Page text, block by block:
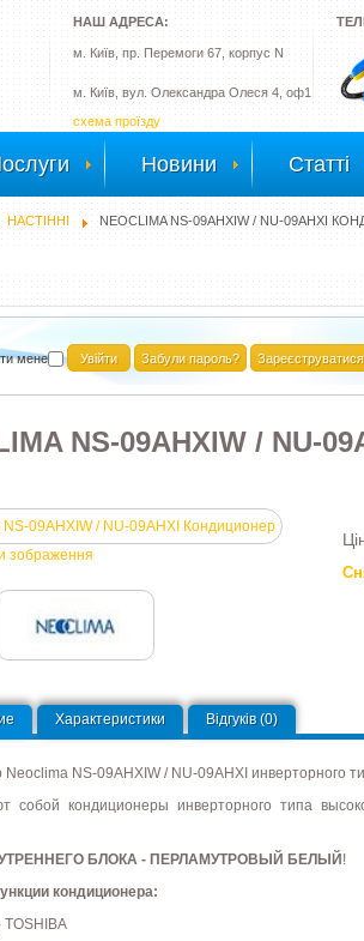
НАШ АДРЕСА:
м. Київ, пр. Перемоги 67, корпус N
м. Київ, вул. Олександра Олеся 4, оф1
схема проїзду
Новини Статті
НАСТІННІ NEOCLIMA NS-09AHXIW / NU-09AHXI
мене Забули пароль? Зареєструватися
NS-09AHXIW / NU-
зображення
Характеристики Відгуків (0)
NS-09AHXIW / NU-09AHXI инверторного
собой кондиционеры инверторного типа
БЛОКА - ПЕРЛАМУТРОВЫЙ БЕЛЫЙ!
кондиционера: